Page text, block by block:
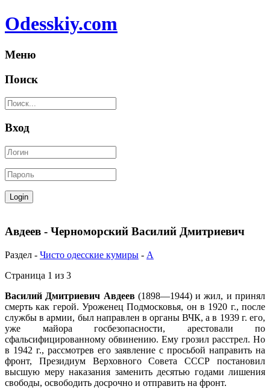
Odesskiy.com
Меню
Поиск
Вход
Авдеев - Черноморский Василий Дмитриевич
Раздел - Чисто одесские кумиры - А
Страница 1 из 3
Василий Дмитриевич Авдеев(1898—1944) и жил, и принял
смерть как герой. Уроженец Подмосковья, он в 1920 г., после
службы в армии, был направлен в органы ВЧК, а в 1939 г. его,
уже майора госбезопасности, арестовали по
сфальсифицированному обвинению. Ему грозил расстрел. Но
в 1942 г., рассмотрев его заявление с просьбой направить на
фронт, Президиум Верховного Совета СССР постановил
высшую меру наказания заменить десятью годами лишения
свободы, освободить досрочно и отправить на фронт.